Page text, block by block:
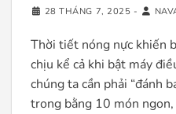
28 THÁNG 7, 2025 -
Thời tiết nóng nực khiến
chịu kể cả khi bật máy
chúng ta cần phải “đánh
trong bằng 10 món